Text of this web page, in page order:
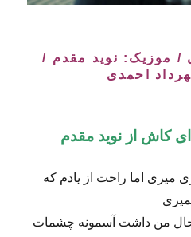
/ موزیک: نوید مقدم /
احمدی
کاش از نوید مقدم
میری اما راحت از یادم که
من داشت آسمونه چشمات